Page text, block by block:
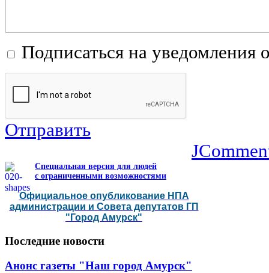
Подписаться на уведомления
Отправить
Специальная версия для людей
с ограниченными возможностями
Официальное опубликование НПА
администрации и Совета депутатов ГП
"Город Амурск"
Последние новости
Анонс газеты "Наш город Амурск"